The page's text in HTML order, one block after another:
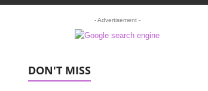
- Advertisement -
DON'T MISS